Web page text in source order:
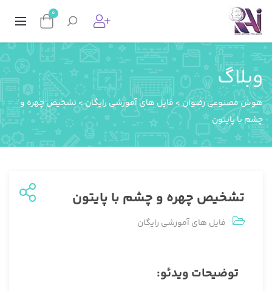
0
وبلاگ
هوش مصنوعی رضوان> فایل های آموزشی رایگان>تشخیص چهره و
چشم با پایتون
تشخیص چهره و چشم با پایتون
فایل های آموزشی رایگان
توضیحات ویدئو: